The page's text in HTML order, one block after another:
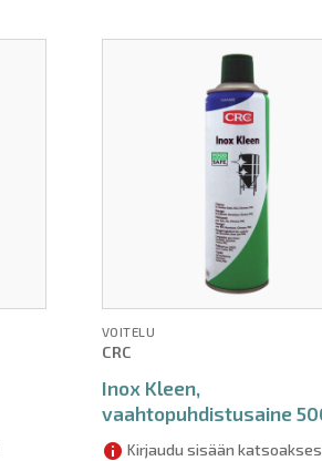
VOITELU
CRC
Inox Kleen,
vaahtopuhdistusaine
Kirjaudu sisään